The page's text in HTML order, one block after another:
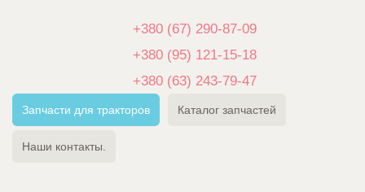
+380 (67) 290-87-09
+380 (95) 121-15-18
+380 (63) 243-79-47
Запчасти для тракторов Каталог запчастей
Наши контакты.